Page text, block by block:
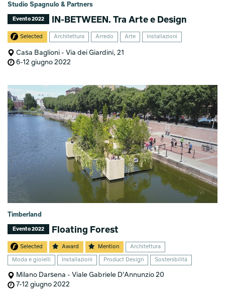
Studio Spagnulo & Partners
Evento 2022 IN-BETWEEN. Tra Arte e Design
Selected Architettura Arredo Arte Installazioni
Casa Baglioni - Via dei Giardini, 21
6-12 giugno 2022
Timberland
Evento 2022 Floating Forest
Selected Award Mention Architettura
Moda e gioielli Installazioni Product Design Sostenibilità
Milano Darsena - Viale Gabriele D’Annunzio 20
7-12 giugno 2022